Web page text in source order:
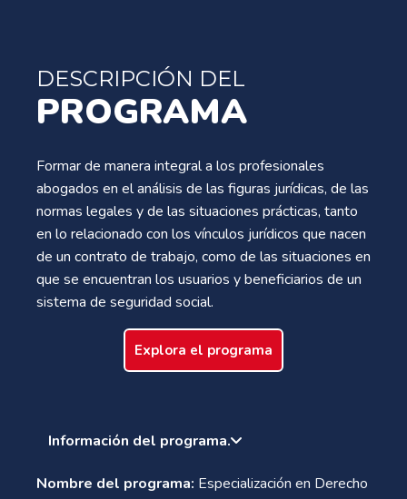
DESCRIPCIÓN DEL
PROGRAMA
Formar de manera integral a los profesionales
abogados en el análisis de las figuras jurídicas, de las
normas legales y de las situaciones prácticas, tanto
en lo relacionado con los vínculos jurídicos que nacen
de un contrato de trabajo, como de las situaciones en
que se encuentran los usuarios y beneficiarios de un
sistema de seguridad social.
Explora el programa
Información del programa.
Nombre del programa: Especialización en Derecho